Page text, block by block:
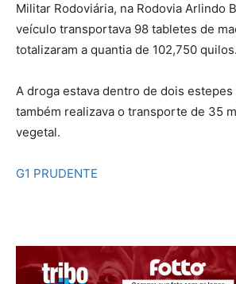
Militar Rodoviária, na Rodovia Arlindo
veículo transportava 98 tabletes de
totalizaram a quantia de 102,750 quilos.
A droga estava dentro de dois
também realizava o transporte de 35
vegetal.
G1 PRUDENTE